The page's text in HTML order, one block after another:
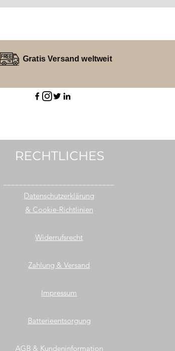
Gratis Versand weltweit
RECHTLICHES
Datenschutzerklärung
& Cookie-Richtlinien
Widerrufsrecht
Zahlung & Versand
Impressum
Batterieentsorgung
AGB & Kundeninformation